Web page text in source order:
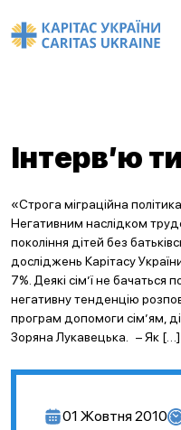
Інтерв’ю
«Строга міграційна політика
Негативним наслідком
покоління дітей без
досліджень Карітасу
7%. Деякі сім’ї не бачаться
негативну тенденцію
програм допомоги сім’ям,
Зоряна Лукавецька. – Як […]
01 Жовтня 2010